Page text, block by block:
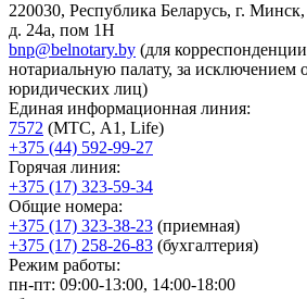
220030, Республика Беларусь, г.
д. 24а, пом 1Н
bnp@belnotary.by (для
нотариальную палату, за исключением
юридических лиц)
Единая информационная линия:
7572 (МТС, A1, Life)
+375 (44) 592-99-27
Горячая линия:
+375 (17) 323-59-34
Общие номера:
+375 (17) 323-38-23 (приемная)
+375 (17) 258-26-83 (бухгалтерия)
Режим работы:
пн-пт: 09:00-13:00, 14:00-18:00